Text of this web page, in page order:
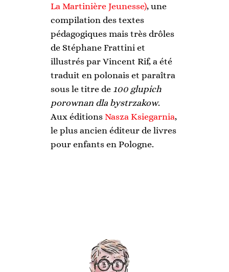
La Martinière Jeunesse), une
compilation des textes
pédagogiques mais très drôles
de Stéphane Frattini et
illustrés par Vincent Rif, a été
traduit en polonais et paraîtra
sous le titre de 100 glupich
porownan dla bystrzakow.
Aux éditions Nasza Ksiegarnia,
le plus ancien éditeur de livres
pour enfants en Pologne.